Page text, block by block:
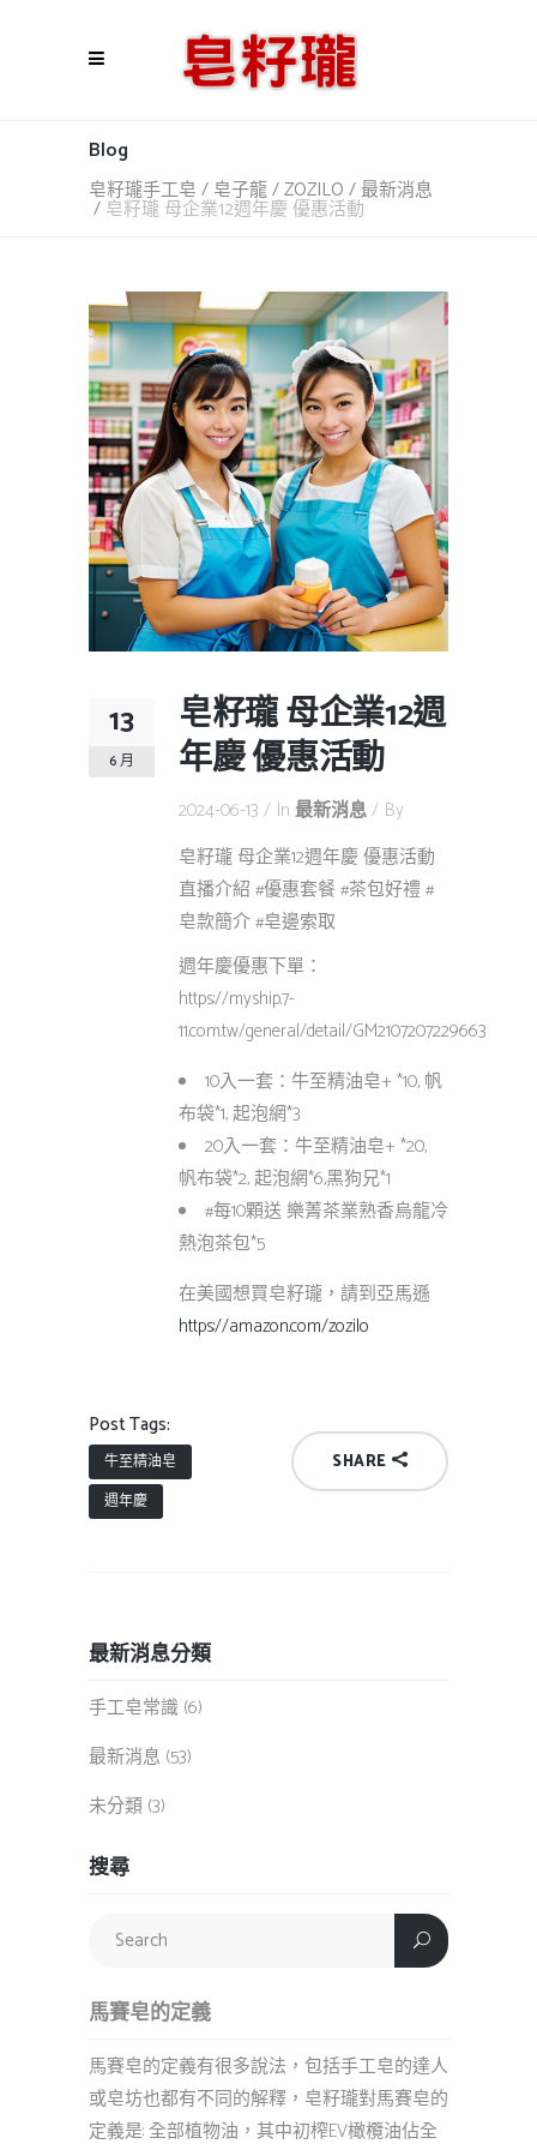
Blog
皂籽瓏手工皂 / 皂子龍 / ZOZILO /最新消息
/ 皂籽瓏 母企業12週年慶 優惠活動
13
6 月
皂籽瓏 母企業12週
年慶 優惠活動
2024-06-13 In 最新消息
By
皂籽瓏 母企業12週年慶 優惠活動
直播介紹 #優惠套餐 #茶包好禮 #
皂款簡介 #皂邊索取
週年慶優惠下單：
https://myship.7-
11.com.tw/general/detail/GM2107207229663
10入一套：牛至精油皂+ *10, 帆
布袋*1, 起泡網*3
20入一套：牛至精油皂+ *20,
帆布袋*2, 起泡網*6,黑狗兄*1
#每10顆送 樂菁茶業熟香烏龍冷
熱泡茶包*5
在美國想買皂籽瓏，請到亞馬遜
https://amazon.com/zozilo
Post Tags:
牛至精油皂
週年慶
SHARE
最新消息分類
手工皂常識 (6)
最新消息 (53)
未分類 (3)
搜尋
馬賽皂的定義
馬賽皂的定義有很多說法，包括手工皂的達人
或皂坊也都有不同的解釋，皂籽瓏對馬賽皂的
定義是: 全部植物油，其中初榨EV橄欖油佔全